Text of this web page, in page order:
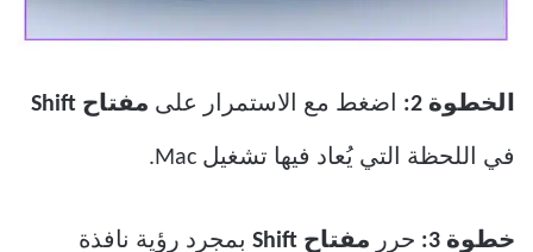
الخطوة 2: اضغط مع الاستمرار على مفتاح Shift
في اللحظة التي يُعاد فيها تشغيل Mac.
خطوة 3: حرر مفتاح Shift بمجرد رؤية نافذة